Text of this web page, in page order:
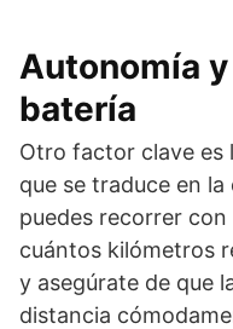
Autonomía
batería
Otro factor clave es
que se traduce en
puedes recorrer con
cuántos kilómetros
y asegúrate de que
distancia